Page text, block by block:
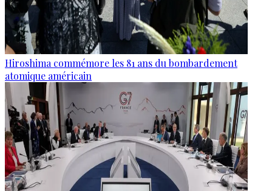
Hiroshima commémore les 81 ans du bombardement
atomique américain